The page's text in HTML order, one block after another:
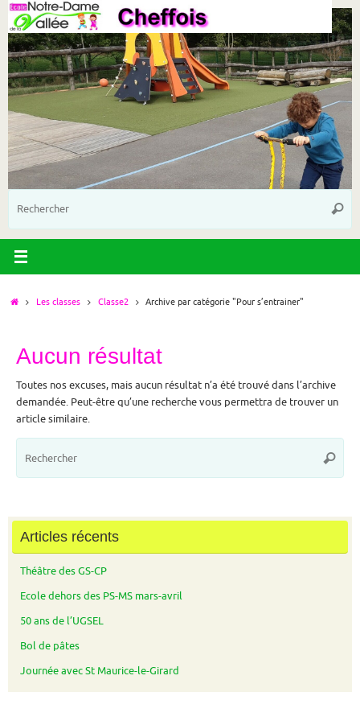
Passer
contenu
AccueilLes classes Classe2 Archive par catégorie "Pour s’entrainer"
Aucun résultat
Toutes nos excuses, mais aucun résultat n’a été trouvé dans l’archive
demandée. Peut-être qu’une recherche vous permettra de trouver un
article similaire.
:
Articles récents
Théâtre des GS-CP
Ecole dehors des PS-MS mars-avril
50 ans de l’UGSEL
Bol de pâtes
Journée avec St Maurice-le-Girard